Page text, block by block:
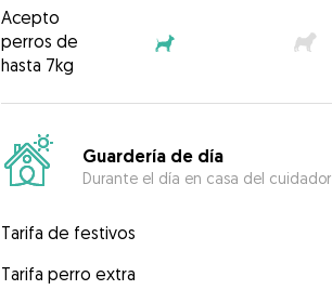
Acepto
perros de
hasta 7kg
Guardería de día
Durante el día en casa del cuidador
Tarifa de festivos
Tarifa perro extra